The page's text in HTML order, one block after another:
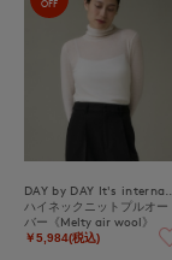
OFF
ハイネックニットプルオー
バー《Melty air wool》
￥5,984(税込)